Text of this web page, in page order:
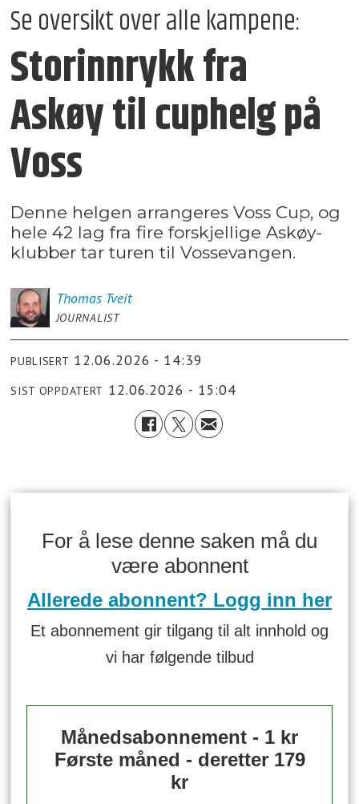
Se oversikt over alle kampene:
Storinnrykk fra
Askøy til cuphelg på
Voss
Denne helgen arrangeres Voss Cup, og
hele 42 lag fra fire forskjellige Askøy-
klubber tar turen til Vossevangen.
Thomas Tveit
JOURNALIST
PUBLISERT 12.06.2026 - 14:39
SIST OPPDATERT 12.06.2026 - 15:04
For å lese denne saken må du
være abonnent
Allerede abonnent? Logg inn her
Et abonnement gir tilgang til alt innhold og
vi har følgende tilbud
Månedsabonnement - 1 kr
Første måned - deretter 179
kr